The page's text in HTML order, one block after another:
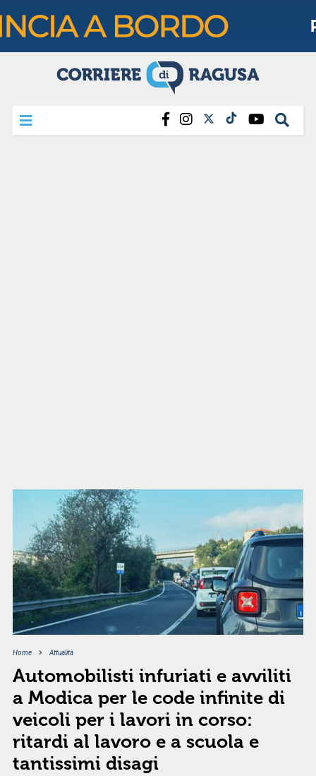
Home Attualità
Automobilisti infuriati e avviliti
a Modica per le code infinite di
veicoli per i lavori in corso:
ritardi al lavoro e a scuola e
tantissimi disagi